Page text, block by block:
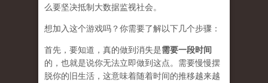
么要坚决抵制大数据监视社会。
想加入这个游戏吗？你需要了解以下几个步骤：
首先，要知道，真的做到消失是需要一段时间
的，也就是说你无法立即做到这点。需要慢慢摆
脱你的旧生活，这意味着随着时间的推移越来越